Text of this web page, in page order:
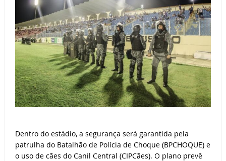
Dentro do estádio, a segurança será garantida pela
patrulha do Batalhão de Polícia de Choque (BPCHOQUE) e
o uso de cães do Canil Central (CIPCães). O plano prevê